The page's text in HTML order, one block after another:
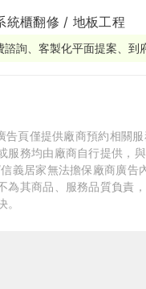
統櫃翻修 / 地板工程
諮詢、客製化平面提案、到
告頁僅提供廠商預約相關
服務均由廠商自行提供，
義居家無法擔保廠商廣告
為其商品、服務品質負責
。